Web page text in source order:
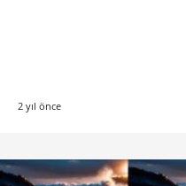
2 yıl önce